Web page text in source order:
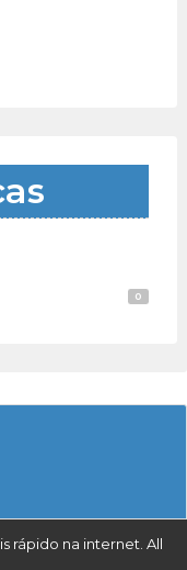
0
rápido na internet. All